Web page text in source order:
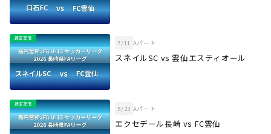
7/11 Aパート
スネイルSC vs 雲仙エスティオール
5/23 Aパート
エクセデール長崎 vs FC雲仙